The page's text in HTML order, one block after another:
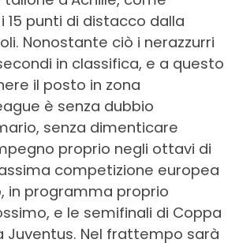
15 punti di distacco dalla
Nonostante ciò i nerazzurri
in classifica, e a questo
il posto in zona
è senza dubbio
senza dimenticare
proprio negli ottavi di
competizione europea
in programma proprio
e le semifinali di Coppa
Juventus. Nel frattempo sarà